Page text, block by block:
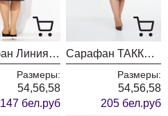
Сарафан Линия Л 2090
Размеры:
54,56,58
147 бел.руб
Сарафан ТАККА Плюс 25-256
Размеры:
54,56,58
205 бел.руб